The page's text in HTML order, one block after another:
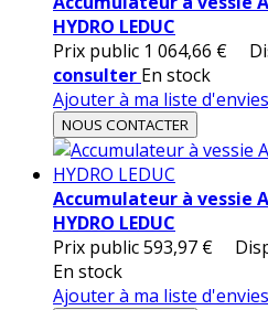
HYDRO LEDUC
Prix public 1 064,66 €
consulter En stock
Ajouter à ma liste d'envies
NOUS CONTACTER
Accumulateur à vessie
HYDRO LEDUC
Prix public593,97 €
En stock
Ajouter à ma liste d'envies